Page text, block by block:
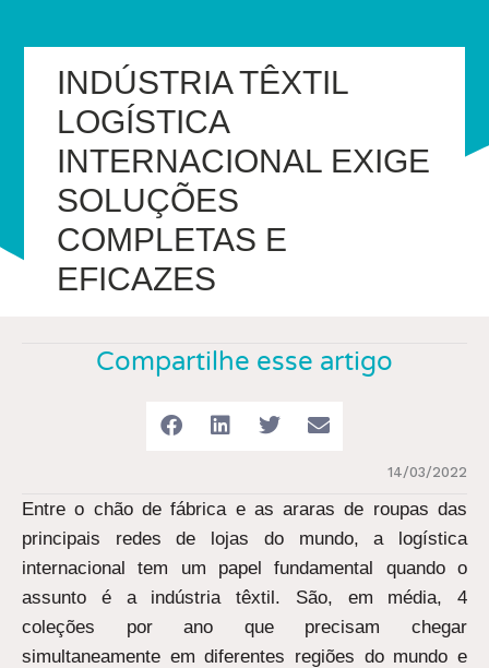
INDÚSTRIA TÊXTIL
LOGÍSTICA
INTERNACIONAL EXIGE
SOLUÇÕES
COMPLETAS E
EFICAZES
Compartilhe esse artigo
14/03/2022
Entre o chão de fábrica e as araras de roupas das
principais redes de lojas do mundo, a logística
internacional tem um papel fundamental quando o
assunto é a indústria têxtil. São, em média, 4
coleções por ano que precisam chegar
simultaneamente em diferentes regiões do mundo e